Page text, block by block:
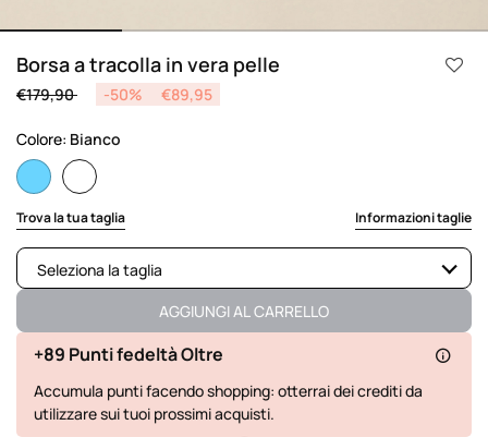
Borsa a tracolla in vera pelle
Price reduced from
€179,90to -50% €89,95
Colore: Bianco
selected
Trova la tua taglia Informazioni taglie
Seleziona la taglia
Mostra articoli simili
Disponibile
AGGIUNGI AL CARRELLO
+89 Punti fedeltà Oltre
Accumula punti facendo shopping: otterrai dei crediti da
utilizzare sui tuoi prossimi acquisti.